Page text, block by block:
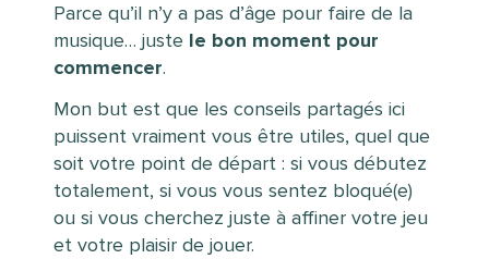
Parce qu’il n’y a pas d’âge pour faire de la
musique… juste le bon moment pour
commencer.
Mon but est que les conseils partagés ici
puissent vraiment vous être utiles, quel que
soit votre point de départ : si vous débutez
totalement, si vous vous sentez bloqué(e)
ou si vous cherchez juste à affiner votre jeu
et votre plaisir de jouer.